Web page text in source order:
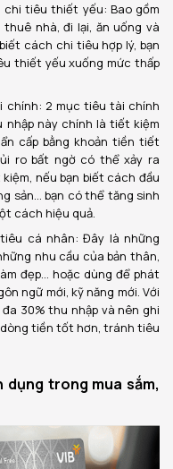
tiêu thiết yếu: Bao gồm
nhà, đi lại, ăn uống và
cách chi tiêu hợp lý, bạn
thiết yếu xuống mức thấp
chính: 2 mục tiêu tài chính
nhập này chính là tiết kiệm
cấp bằng khoản tiền tiết
ro bất ngờ có thể xảy ra
nếu bạn biết cách đầu
sản… bạn có thể tăng sinh
cách hiệu quả.
cá nhân: Đây là những
nhu cầu của bản thân,
đẹp… hoặc dùng để phát
ngữ mới, kỹ năng mới. Với
30% thu nhập và nên ghi
tiền tốt hơn, tránh tiêu
dụng trong mua sắm,